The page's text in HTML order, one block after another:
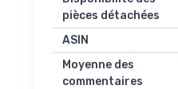
pièces détachées
ASIN
Moyenne des
commentaires